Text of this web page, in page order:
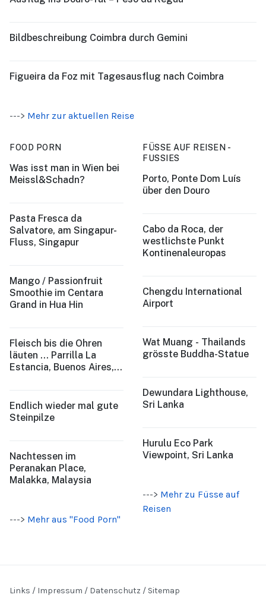
Bildbeschreibung Coimbra durch Gemini
Figueira da Foz mit Tagesausflug nach Coimbra
---> Mehr zur aktuellen Reise
FOOD PORN
Was isst man in Wien bei
Meissl&Schadn?
Pasta Fresca da
Salvatore, am Singapur-
Fluss, Singapur
Mango / Passionfruit
Smoothie im Centara
Grand in Hua Hin
Fleisch bis die Ohren
läuten ... Parrilla La
Estancia, Buenos Aires,
Endlich wieder mal gute
Steinpilze
Nachtessen im
Peranakan Place,
Malakka, Malaysia
---> Mehr aus "Food Porn"
FÜSSE AUF REISEN -
FUSSIES
Porto, Ponte Dom Luís
über den Douro
Cabo da Roca, der
westlichste Punkt
Kontinenaleuropas
Chengdu International
Airport
Wat Muang - Thailands
grösste Buddha-Statue
Dewundara Lighthouse,
Sri Lanka
Hurulu Eco Park
Viewpoint, Sri Lanka
---> Mehr zu Füsse auf
Reisen
Links / Impressum / Datenschutz / Sitemap